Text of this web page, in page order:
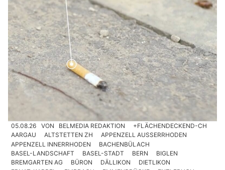
05.08.26 VON BELMEDIA REDAKTION
+FLÄCHENDECKEND-CH
AARGAU
ALTSTETTEN ZH
APPENZELL AUSSERRHODEN
APPENZELL INNERRHODEN
BACHENBÜLACH
BASEL-LANDSCHAFT
BASEL-STADT BERN
BIGLEN
BREMGARTEN AG
BÜRON DÄLLIKON
DIETLIKON